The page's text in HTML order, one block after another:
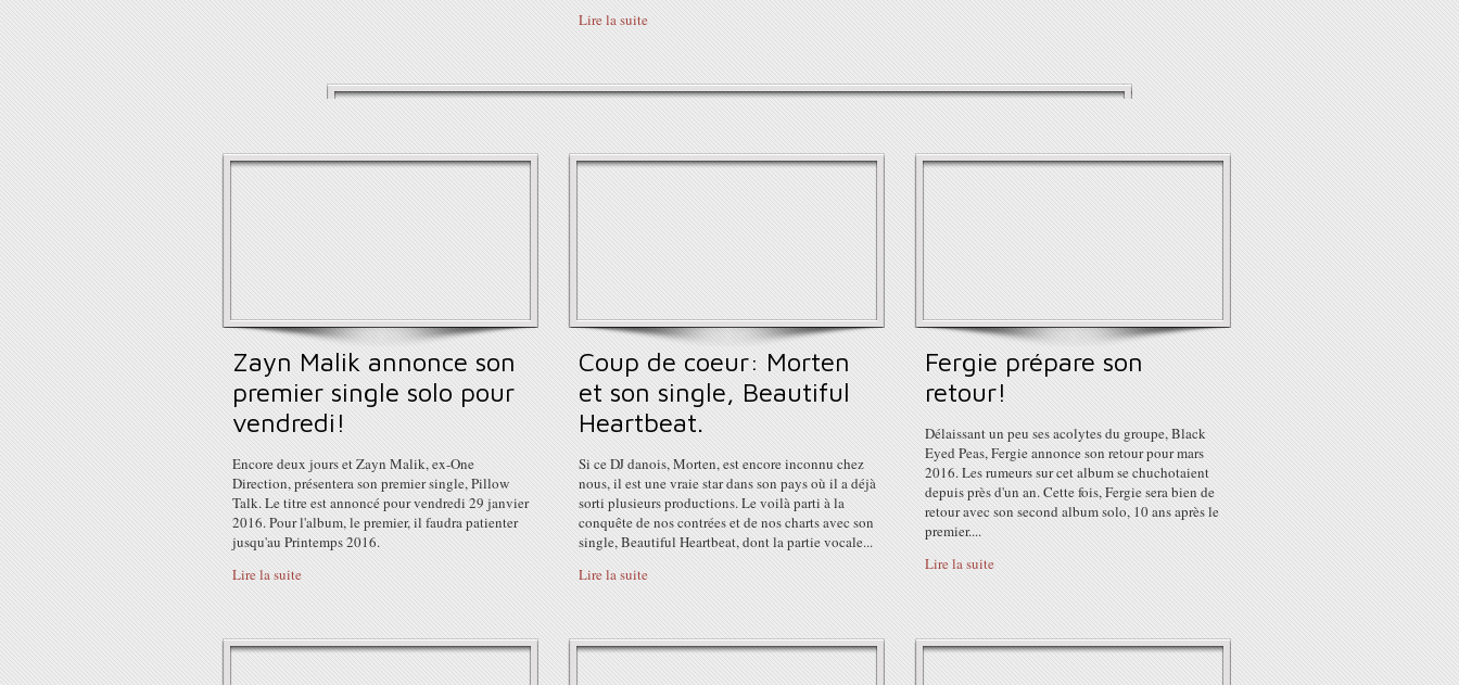
Lire la suite
Zayn Malik annonce son
premier single solo pour
vendredi!
Encore deux jours et Zayn Malik, ex-One
Direction, présentera son premier single, Pillow
Talk. Le titre est annoncé pour vendredi 29 janvier
2016. Pour l'album, le premier, il faudra patienter
jusqu'au Printemps 2016.
Lire la suite
Coup de coeur: Morten
et son single, Beautiful
Heartbeat.
Si ce DJ danois, Morten, est encore inconnu chez
nous, il est une vraie star dans son pays où il a déjà
sorti plusieurs productions. Le voilà parti à la
conquête de nos contrées et de nos charts avec son
single, Beautiful Heartbeat, dont la partie vocale...
Lire la suite
Fergie prépare son
retour!
Délaissant un peu ses acolytes du groupe, Black
Eyed Peas, Fergie annonce son retour pour mars
2016. Les rumeurs sur cet album se chuchotaient
depuis près d'un an. Cette fois, Fergie sera bien de
retour avec son second album solo, 10 ans après le
premier....
Lire la suite